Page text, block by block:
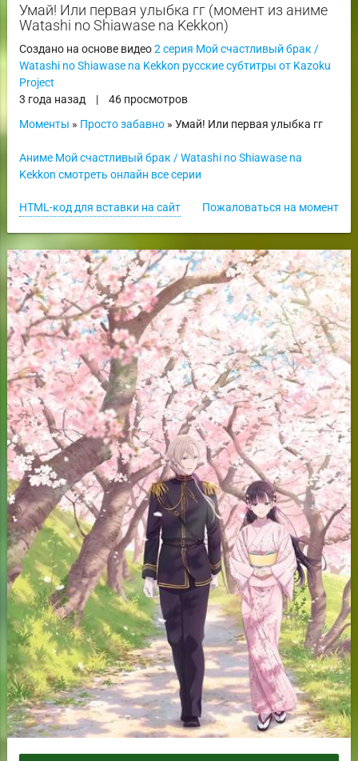
Умай! Или первая улыбка гг (момент из аниме
Watashi no Shiawase na Kekkon)
Создано на основе видео2 серия Мой счастливый брак /
Watashi no Shiawase na Kekkon русские субтитры от Kazoku
Project
3 года назад
|
46 просмотров
Моменты » Просто забавно» Умай! Или первая улыбка гг
Аниме Мой счастливый брак / Watashi no Shiawase na
Kekkon смотреть онлайн все серии
Пожаловаться на момент
HTML-код для вставки на сайт